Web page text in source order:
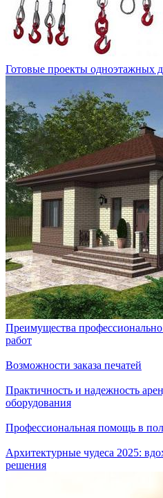
Готовые проекты одноэтажных
Преимущества
работ
Возможности заказа печатей
Практичность и надежность
оборудования
Профессиональная помощь в
Архитектурные чудеса 2025:
решения